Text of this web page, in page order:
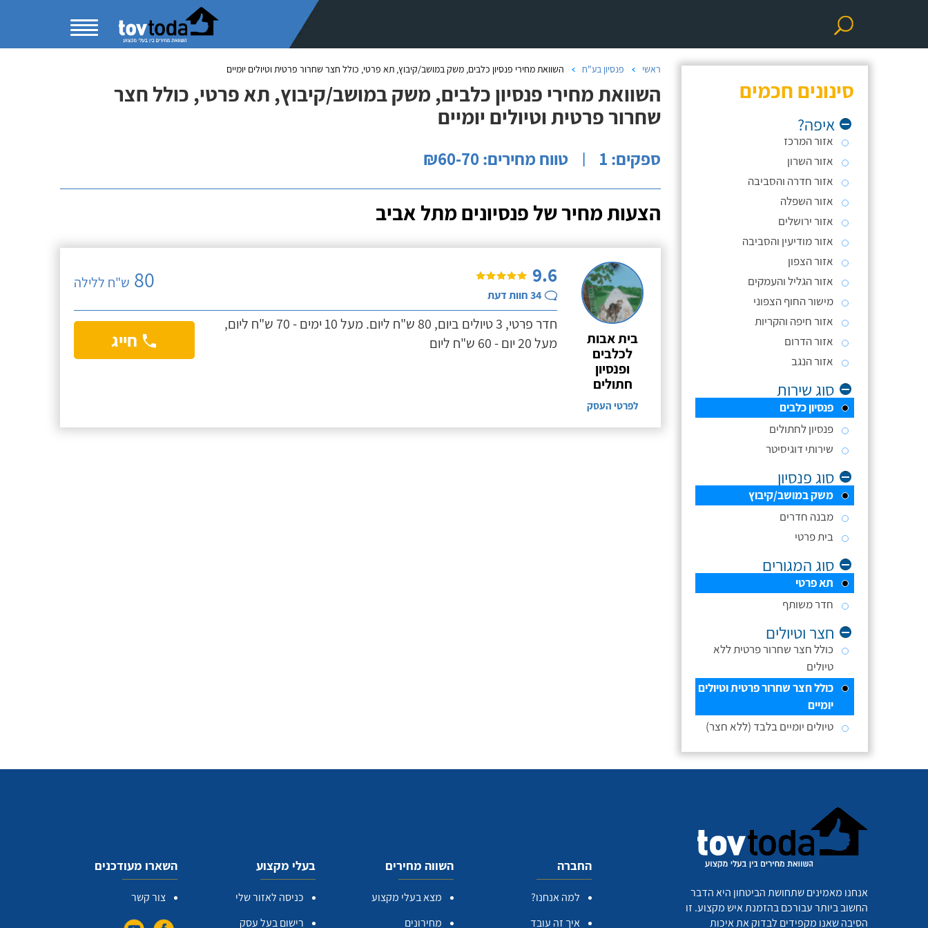
סינונים חכמים
איפה?
אזור המרכז
אזור השרון
אזור חדרה והסביבה
אזור השפלה
אזור ירושלים
אזור מודיעין והסביבה
אזור הצפון
אזור הגליל והעמקים
מישור החוף הצפוני
אזור חיפה והקריות
אזור הדרום
אזור הנגב
סוג שירות
פנסיון כלבים
פנסיון לחתולים
שירותי דוגיסיטר
סוג פנסיון
משק במושב/קיבוץ
מבנה חדרים
בית פרטי
סוג המגורים
תא פרטי
חדר משותף
חצר וטיולים
כולל חצר שחרור פרטית ללא
טיולים
כולל חצר שחרור פרטית וטיולים
יומיים
טיולים יומיים בלבד (ללא חצר)
ראשי פנסיון בע"ח השוואת מחירי פנסיון כלבים, משק במושב/קיבוץ, תא פרטי, כולל חצר שחרור פרטית וטיולים יומיים
השוואת מחירי פנסיון כלבים, משק במושב/קיבוץ, תא פרטי, כולל חצר
שחרור פרטית וטיולים יומיים
ספקים: 1 | טווח מחירים: ₪60-70
הצעות מחיר של פנסיונים מתל אביב
בית אבות
לכלבים
ופנסיון
חתולים
לפרטי העסק
9.6
34חוות דעת
80 ש"ח ללילה
חדר פרטי, 3 טיולים ביום, 80 ש"ח ליום. מעל 10 ימים - 70 ש"ח ליום,
מעל 20 יום - 60 ש"ח ליום
חייג
אנחנו מאמינים שתחושת הביטחון היא הדבר
החשוב ביותר עבורכם בהזמנת איש מקצוע. זו
הסיבה שאנו מקפידים לבדוק את איכות
החברה
למה אנחנו?
איך זה עובד
השווה מחירים
מצא בעלי מקצוע
מחירונים
בעלי מקצוע
כניסה לאזור שלי
רישום בעל עסק
השארו מעודכנים
צור קשר